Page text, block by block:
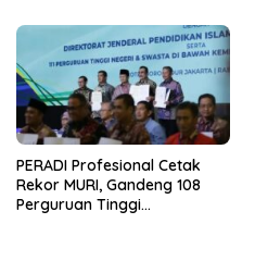
PERADI Profesional Cetak
Rekor MURI, Gandeng 108
Perguruan Tinggi